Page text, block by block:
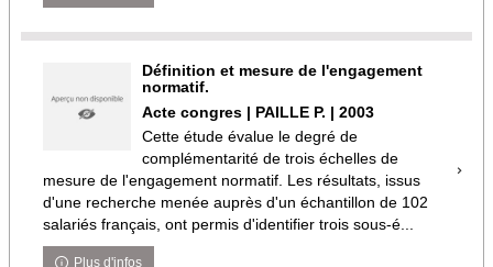
Définition et mesure de l'engagement
normatif.
Acte congres | PAILLE P. | 2003
Cette étude évalue le degré de
complémentarité de trois échelles de
mesure de l'engagement normatif. Les résultats, issus
d'une recherche menée auprès d'un échantillon de 102
salariés français, ont permis d'identifier trois sous-é...
Plus d'infos